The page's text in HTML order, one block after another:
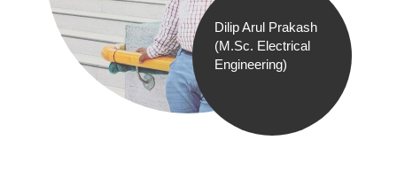
Dilip Arul Prakash
(M.Sc. Electrical
Engineering)